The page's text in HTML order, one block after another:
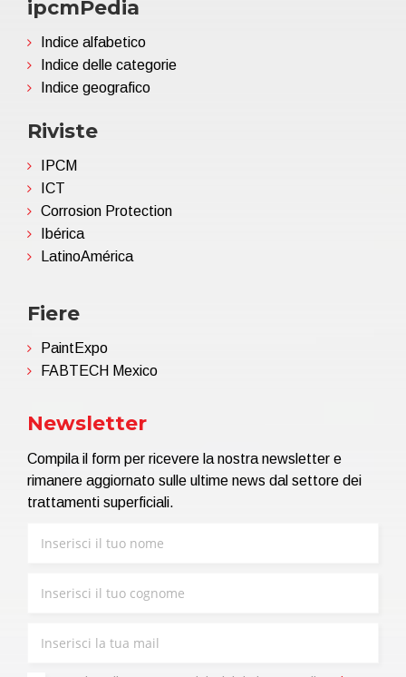
ipcmPedia
Indice alfabetico
Indice delle categorie
Indice geografico
Riviste
IPCM
ICT
Corrosion Protection
Ibérica
LatinoAmérica
Fiere
PaintExpo
FABTECH Mexico
Newsletter
Compila il form per ricevere la nostra newsletter e
rimanere aggiornato sulle ultime news dal settore dei
trattamenti superficiali.